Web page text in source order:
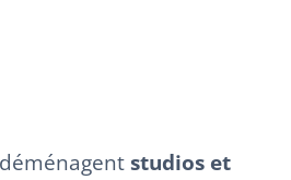
studios et